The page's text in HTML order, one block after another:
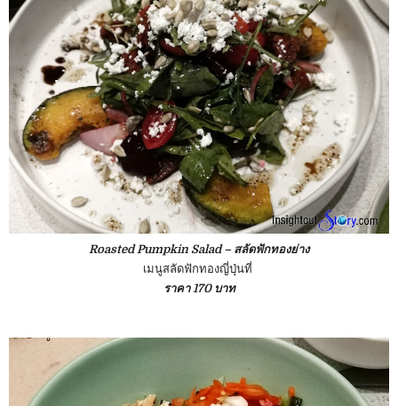
Roasted Pumpkin Salad – สลัดฟักทองย่าง
เมนูสลัดฟักทองญี่ปุ่นที่
ราคา 170 บาท